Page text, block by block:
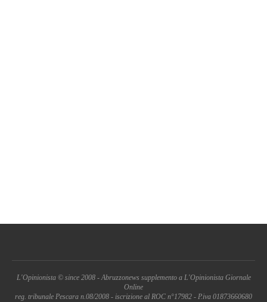
L'Opinionista © since 2008 - Abruzzonews supplemento a L'Opinionista Giornale
Online
reg. tribunale Pescara n.08/2008 - iscrizione al ROC n°17982 - P.iva 01873660680